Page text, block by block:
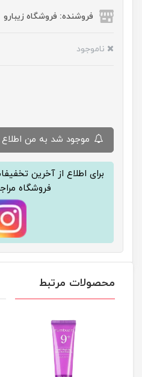
فروشنده: فروشگاه زیبارو
ناموجود
برای اطلاع از آخرین
فروشگاه
محصولات مرتبط